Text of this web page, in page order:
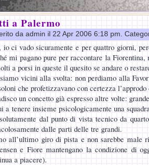
a Palermo
da admin il 22 Apr 2006 6:18 pm.
io ci vado sicuramente e per quattro giorni,
mi pagano pure per raccontare la Fiorentina,
a porsi in queste il quesito se andare o
vicini alla svolta: non perdiamo alla
che profetizzavano con certezza
un concetto già espresso altre volte:
a tenere insieme psicologicamente una
dal punto di vista tecnico da
dalle parti delle tre grandi.
all’ultimo giro di pista e non sarebbe male
e Fiore mantengano la condizione di
a piacere).